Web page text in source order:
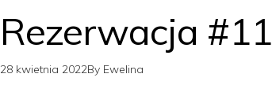
Rezerwacja #11
28 kwietnia 2022By Ewelina